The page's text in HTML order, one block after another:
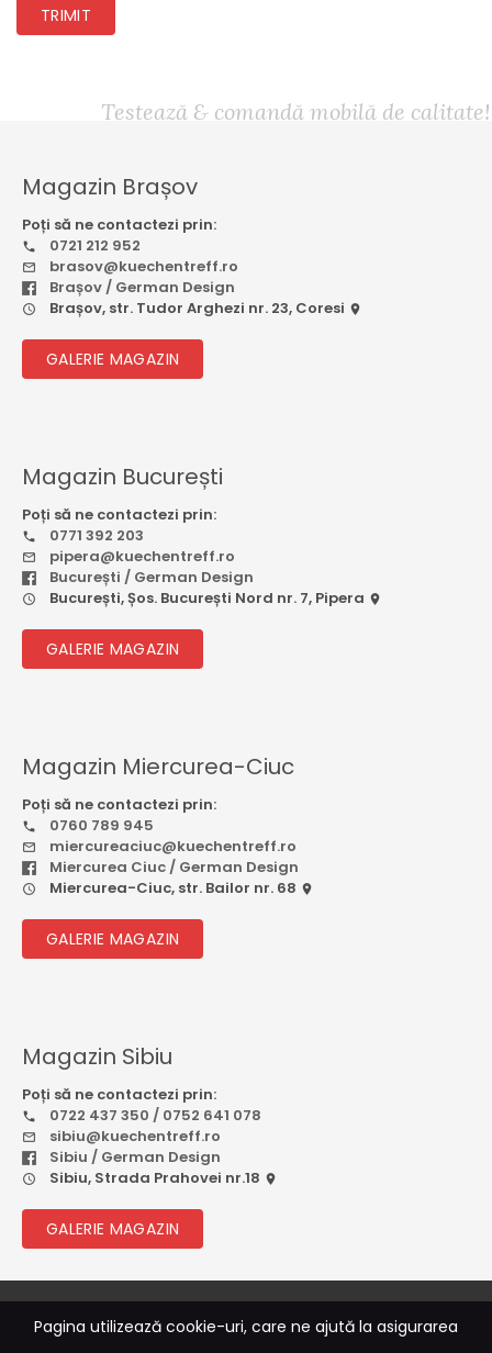
Pagina utilizează cookie-uri, care ne ajută la asigurarea
TRIMIT
Testează & comandă mobilă de calitate!
Magazin Brașov
Poți să ne contactezi prin:
0721 212 952
brasov@kuechentreff.ro
Brașov / German Design
Brașov, str. Tudor Arghezi nr. 23, Coresi
GALERIE MAGAZIN
Magazin București
Poți să ne contactezi prin:
0771 392 203
pipera@kuechentreff.ro
București / German Design
București, Șos. București Nord nr. 7, Pipera
GALERIE MAGAZIN
Magazin Miercurea-Ciuc
Poți să ne contactezi prin:
0760 789 945
miercureaciuc@kuechentreff.ro
Miercurea Ciuc / German Design
Miercurea-Ciuc, str. Bailor nr. 68
GALERIE MAGAZIN
Magazin Sibiu
Poți să ne contactezi prin:
0722 437 350 / 0752 641 078
sibiu@kuechentreff.ro
Sibiu / German Design
Sibiu, Strada Prahovei nr.18
GALERIE MAGAZIN
© 2026Rebootcode Soft